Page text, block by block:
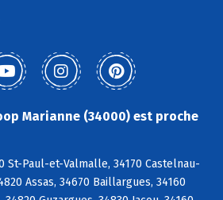
Marianne (34000) est proche
St-Paul-et-Valmalle, 34170 Castelnau-
Assas, 34670 Baillargues, 34160